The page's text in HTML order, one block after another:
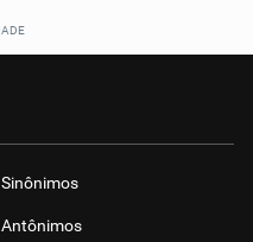
Sinônimos
Antônimos